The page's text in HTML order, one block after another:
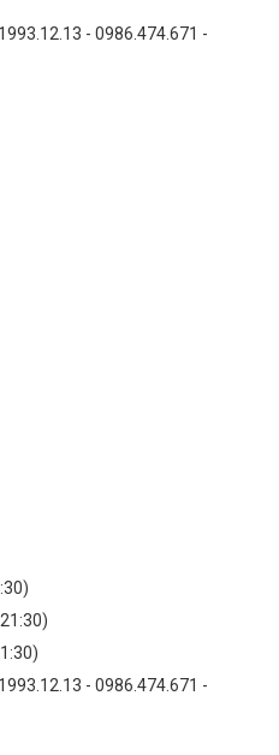
- 0986.474.671 -
- 0986.474.671 -